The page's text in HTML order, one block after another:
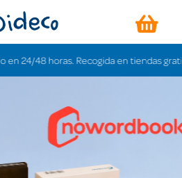
en tiendas gratis en 3-6 días.